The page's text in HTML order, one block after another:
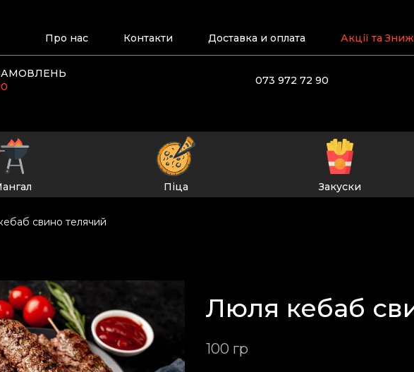
Про нас Контакти Доставка и оплата Акції та
073 972 72 90
Піца Закуски
свино телячий
Люля кебаб
100 гр